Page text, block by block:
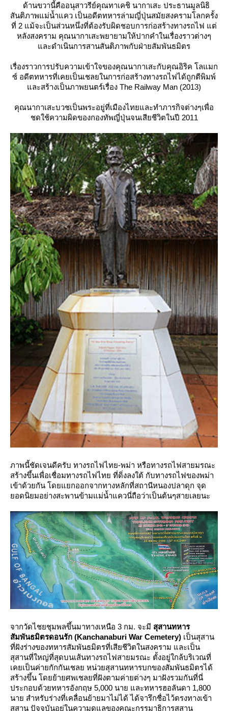
ด้านขวานี้คืออนุสาวรีย์คุณทาเคชิ นากาเสะ ประธานมูลนิธิ
สันติภาพแม่น้ำแคว เป็นอดีตทหารล่ามญี่ปุ่นสมัยสงครามโลกครั้ง
ที่ 2 แม้จะเป็นส่วนหนึ่งที่ต้องรับผิดชอบการก่อสร้างทางรถไฟ แต่
หลังสงคราม คุณนากาเสะพยายามให้ปากคำในเรื่องราวต่างๆ
ละดำเนินการสานสันติภาพกับฝ่ายสัมพันธมิตร
เรื่องราวการปรับความเข้าใจของคุณนากาเสะกับคุณอิริค โลแมก
ซ์ อดีตทหารที่เคยเป็นเชลยในการก่อสร้างทางรถไฟได้ถูกตีพิมพ์
ละสร้างเป็นภาพยนตร์เรื่อง The Railway Man (2013)
คุณนากาเสะบวชเป็นพระอยู่ที่เมืองไทยและทำภารกิจต่างๆเพื่อ
ชดใช้ความผิดของกองทัพญี่ปุ่นจนเสียชีวิตในปี 2011
ภาพนี้ชัดเจนดีครับ ทางรถไฟไทย-พม่า หรือทางรถไฟสายมรณะ
สร้างขึ้นเพื่อเชื่อมทางรถไฟไทย ที่ดิ่งลงใต้ กับทางรถไฟของพม่า
เข้าด้วยกัน โดยแยกออกจากทางหลักที่สถานีหนองปลาดุก จุด
อดนิยมอย่างสะพานข้ามแม่น้ำแควนี่ถือว่าเป็นต้นๆสายเลยนะ
จากวัดไชยชุมพลขึ้นมาทางเหนือ 3 กม. จะมี สุสานทหาร
สัมพันธมิตรดอนรัก (Kanchanaburi War Cemetery) เป็นสุสาน
ที่ฝังร่างของทหารสัมพันธมิตรที่เสียชีวิตในสงคราม และเป็น
สุสานที่ใหญ่ที่สุดบนเส้นทางรถไฟสายมรณะ ตั้งอยู่ใกล้บริเวณที่
เคยเป็นค่ายกักกันเชลย หน่วยสุสานทหารบกของสัมพันธมิตรได้
สร้างขึ้น โดยย้ายศพเชลยที่ฝังตามค่ายต่างๆ มาฝังรวมกันที่นี่
ประกอบด้วยทหารอังกฤษ 5,000 นาย และทหารฮอลันดา 1,800
นาย สำหรับร่างที่เคลื่อนย้ายมาไม่ได้ ได้จารึกชื่อไว้ตรงทางเข้า
สุสาน ปัจจุบันอยู่ในความดูแลของคณะกรรมาธิการสุสาน